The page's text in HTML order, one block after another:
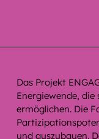
Das Projekt
Energiewende,
ermöglichen. Die
und auszubauen.